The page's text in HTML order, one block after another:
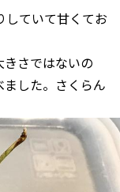
していて甘くてお
さではないの
した。さくらん